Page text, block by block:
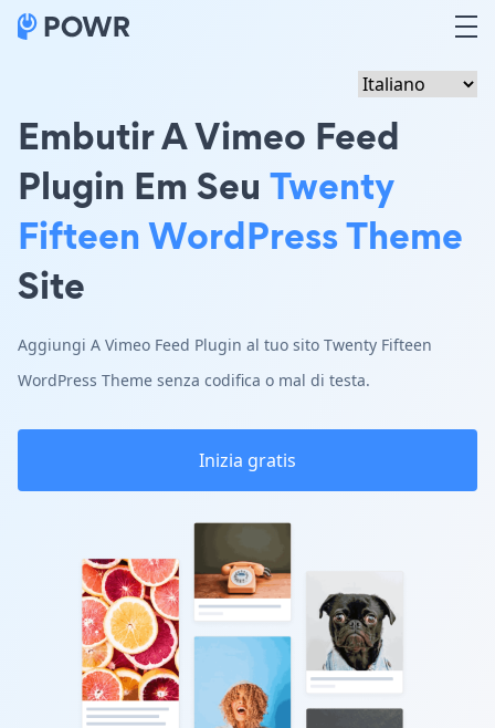
Embutir A Vimeo Feed
Plugin Em Seu Twenty
Fifteen WordPress Theme
Site
Aggiungi A Vimeo Feed Plugin al tuo sito Twenty Fifteen
WordPress Theme senza codifica o mal di testa.
Inizia gratis